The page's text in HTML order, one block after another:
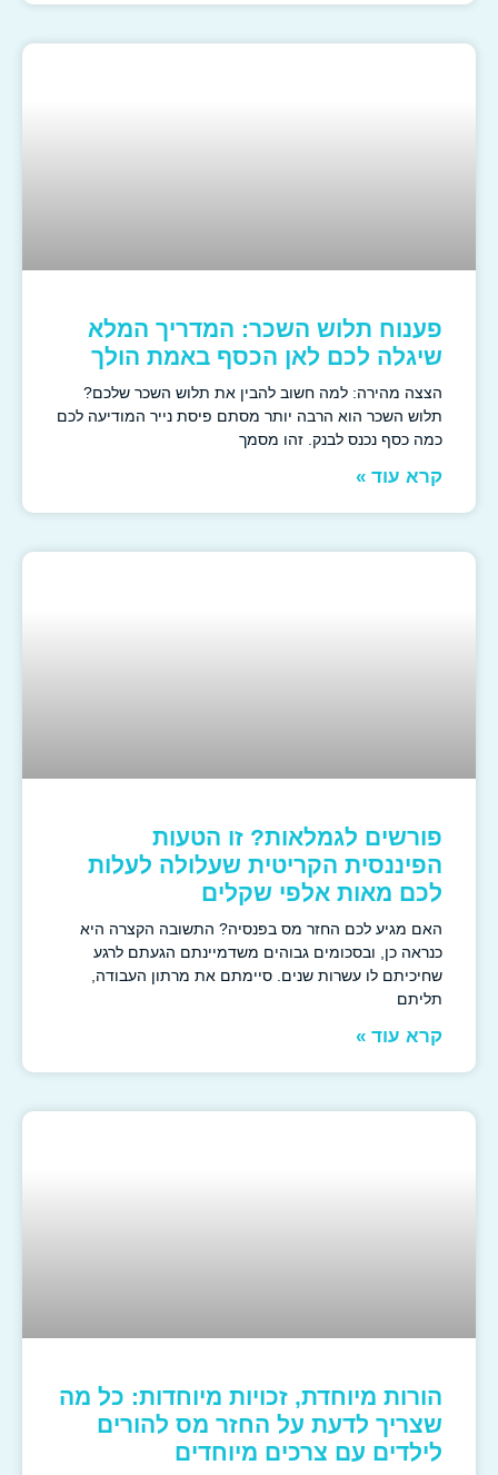
פענוח תלוש השכר: המדריך המלא
שיגלה לכם לאן הכסף באמת הולך
הצצה מהירה: למה חשוב להבין את תלוש השכר שלכם?
תלוש השכר הוא הרבה יותר מסתם פיסת נייר המודיעה לכם
כמה כסף נכנס לבנק. זהו מסמך
קרא עוד »
פורשים לגמלאות? זו הטעות
הפיננסית הקריטית שעלולה לעלות
לכם מאות אלפי שקלים
האם מגיע לכם החזר מס בפנסיה? התשובה הקצרה היא
כנראה כן, ובסכומים גבוהים משדמיינתם הגעתם לרגע
שחיכיתם לו עשרות שנים. סיימתם את מרתון העבודה,
תליתם
קרא עוד »
הורות מיוחדת, זכויות מיוחדות: כל מה
שצריך לדעת על החזר מס להורים
לילדים עם צרכים מיוחדים